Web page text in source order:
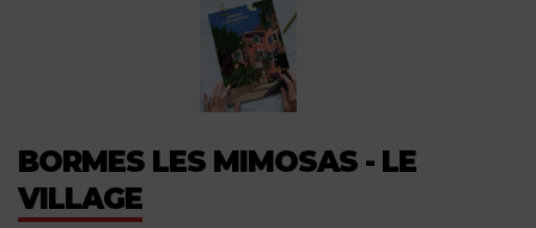
BORMES LES MIMOSAS - LE
VILLAGE